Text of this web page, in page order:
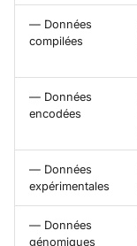
— Données
compilées
— Données
encodées
— Données
expérimentales
— Données
génomiques